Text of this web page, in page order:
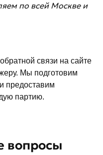
по всей Москве и
связи на сайте
Мы подготовим
предоставим
партию.
вопросы